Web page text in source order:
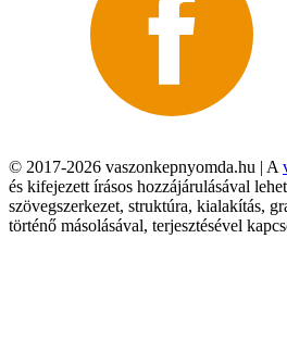
© 2017-2026 vaszonkepnyomda.hu | A
és kifejezett írásos hozzájárulásával
szövegszerkezet, struktúra, kialakítás,
történő másolásával, terjesztésével